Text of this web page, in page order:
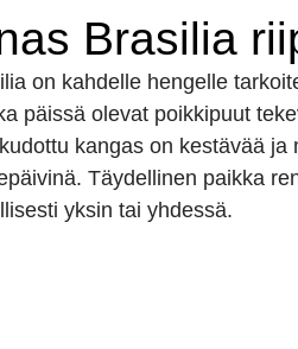
Brasilia
on kahdelle hengelle
päissä olevat poikkipuut
kangas on kestävää ja
Täydellinen paikka
yksin tai yhdessä.